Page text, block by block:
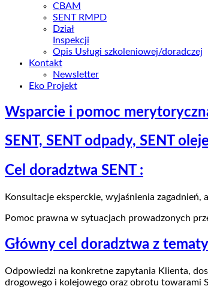
CBAM
SENT RMPD
Dział
Inspekcji
Opis Usługi szkoleniowej/doradczej
Kontakt
Newsletter
Eko Projekt
Wsparcie i pomoc
SENT, SENT odpady, SENT
Cel doradztwa SENT :
Konsultacje eksperckie, wyjaśnienia zagadnień,
Pomoc prawna w sytuacjach prowadzonych
Główny cel doradztwa z
Odpowiedzi na konkretne zapytania Klienta,
drogowego i kolejowego oraz obrotu towarami